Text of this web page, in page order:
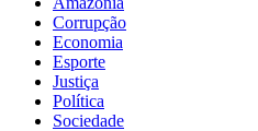
Corrupção
Economia
Esporte
Justiça
Política
Sociedade